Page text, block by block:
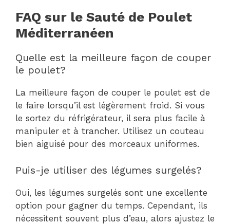
FAQ sur le Sauté de Poulet
Méditerranéen
Quelle est la meilleure façon de couper
le poulet?
La meilleure façon de couper le poulet est de
le faire lorsqu’il est légèrement froid. Si vous
le sortez du réfrigérateur, il sera plus facile à
manipuler et à trancher. Utilisez un couteau
bien aiguisé pour des morceaux uniformes.
Puis-je utiliser des légumes surgelés?
Oui, les légumes surgelés sont une excellente
option pour gagner du temps. Cependant, ils
nécessitent souvent plus d’eau, alors ajustez le